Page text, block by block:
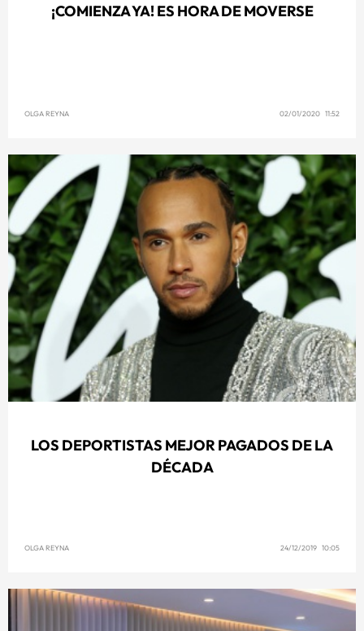
¡COMIENZA YA! ES HORA DE MOVERSE
OLGA REYNA 02/01/2020 11:52
LOS DEPORTISTAS MEJOR PAGADOS DE LA
DÉCADA
OLGA REYNA 24/12/2019 10:05